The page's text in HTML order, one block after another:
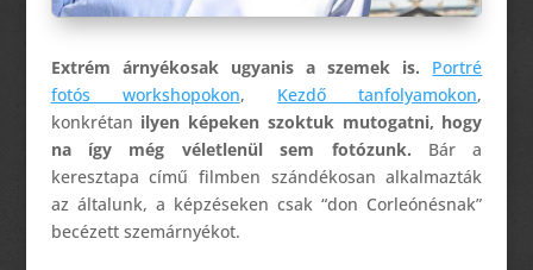
Extrém árnyékosak ugyanisa szemek is.
Portré
fotós workshopokon, Kezdő tanfolyamokon,
konkrétan ilyen képeken szoktuk mutogatni, hogy
na így még véletlenül sem fotózunk. Bár a
keresztapa című filmben szándékosan alkalmazták
az általunk, a képzéseken csak “don Corleónésnak”
becézett szemárnyékot.